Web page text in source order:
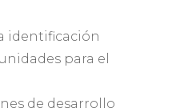
identificación
para el
de desarrollo